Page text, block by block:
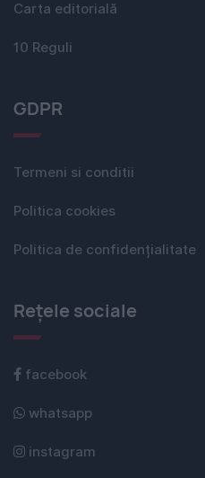
Carta editorială
10 Reguli
GDPR
Termeni si conditii
Politica cookies
Politica de confidențialitate
Rețele sociale
facebook
whatsapp
instagram